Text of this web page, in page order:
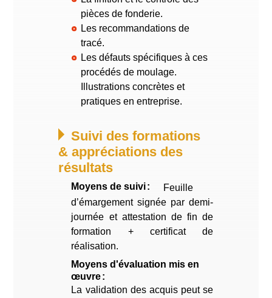
pièces de fonderie.
Les recommandations de
tracé.
Les défauts spécifiques à ces
procédés de moulage.
Illustrations concrètes et
pratiques en entreprise.
Suivi des formations
& appréciations des
résultats
Moyens de suivi
Feuille
d’émargement signée par demi-
journée et attestation de fin de
formation + certificat de
réalisation.
Moyens d'évaluation mis en
œuvre
La validation des acquis peut se